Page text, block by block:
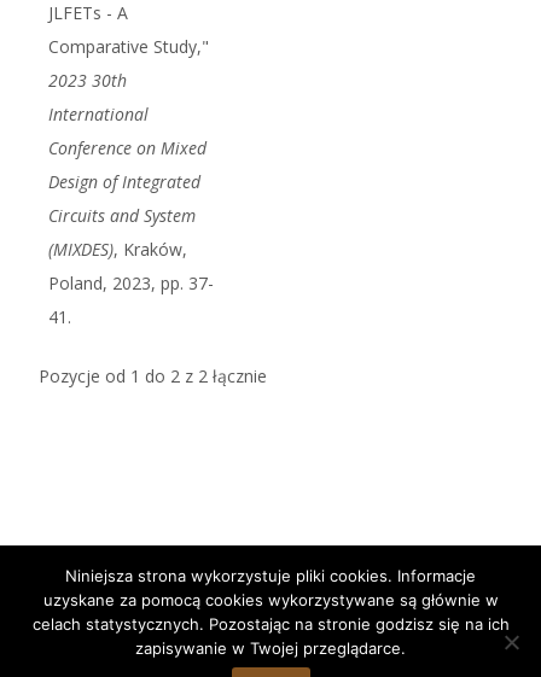
JLFETs - A
Comparative Study,"
2023 30th
International
Conference on Mixed
Design of Integrated
Circuits and System
(MIXDES), Kraków,
Poland, 2023, pp. 37-
41.
Pozycje od 1 do 2 z 2 łącznie
Copyright © Zakład Techniki Subterahercowej, Instytut
Radioelektroniki i Technik Multimedialnych, Wydział Elektroniki i
Technik Informacyjnych, Politechnika Warszawska
Niniejsza strona wykorzystuje pliki cookies. Informacje
uzyskane za pomocą cookies wykorzystywane są głównie w
celach statystycznych. Pozostając na stronie godzisz się na ich
zapisywanie w Twojej przeglądarce.